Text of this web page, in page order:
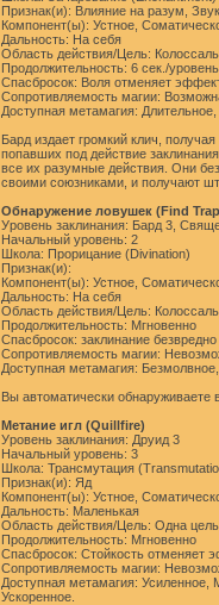
Признак(и): Влияние на разум, Звук
Компонент(ы): Устное,
Дальность: На себя
Область действия/Цель:
Продолжительность: 6 сек./уровень
Спасбросок: Воля отменяет
Сопротивляемость магии:
Доступная метамагия:
Бард издает громкий клич,
попавших под действие
все их разумные действия. Они
своими союзниками, и получают
Обнаружение ловушек (Find
Уровень заклинания: Бард 3,
Начальный уровень: 2
Школа: Прорицание (Divination)
Признак(и):
Компонент(ы): Устное,
Дальность: На себя
Область действия/Цель:
Продолжительность: Мгновенно
Спасбросок: заклинание безвредно
Сопротивляемость магии:
Доступная метамагия:
Вы автоматически обнаруживаете
Метание игл (Quillfire)
Уровень заклинания: Друид 3
Начальный уровень: 3
Школа: Трансмутация
Признак(и): Яд
Компонент(ы): Устное,
Дальность: Маленькая
Область действия/Цель: Одна цель
Продолжительность: Мгновенно
Спасбросок: Стойкость отменяет
Сопротивляемость магии:
Доступная метамагия:
Ускоренное.